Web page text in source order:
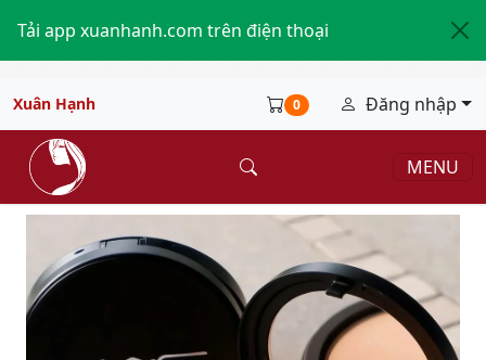
Tải app xuanhanh.com trên điện thoại
Xuân Hạnh 0 Đăng nhập
MENU